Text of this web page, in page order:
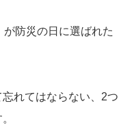
防災の日に選ばれた
れてはならない、2つ